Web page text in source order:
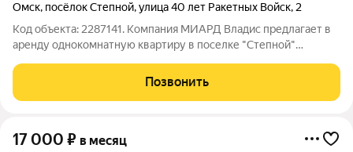
Омск, посёлок Степной,улица 40 лет Ракетных Войск, 2
Код объекта: 2287141. Компания МИАРД Владис предлагает в
аренду однокомнатную квартиру в поселке "Степной"
72, маршрутка 350). Квартира общей площадью 30 кв.метров,
кухня - 6 кв.метров, комната
Позвонить
17 000 ₽ в месяц